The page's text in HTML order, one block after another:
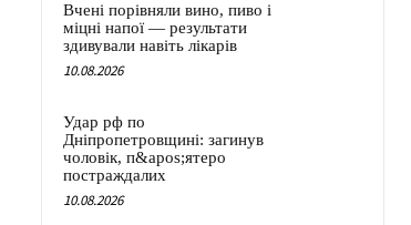
Вчені порівняли вино, пиво і
міцні напої — результати
здивували навіть лікарів
10.08.2026
Удар рф по
Дніпропетровщині: загинув
чоловік, п&apos;ятеро
постраждалих
10.08.2026